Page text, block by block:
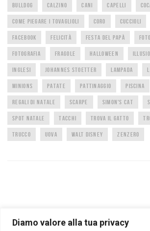
Diamo valore alla tua privacy
BULLDOG CALZINO CANI CAPELLI
COME PIEGARE I TOVAGLIOLI CORO CUCCIOLI
FACEBOOK FELICITÀ FESTA DEL PAPÀ
FOTOGRAFIA FRAGOLE HALLOWEEN
INGLESI JOHANNES STOETTER LAMPADA
MINIONS PATATE PATTINAGGIO PISCINA
REGALI DI NATALE SCARPE SIMON'S CAT
SPOT NATALE TACCHI TROVA IL GATTO
TRUCCO UOVA WALT DISNEY ZENZERO